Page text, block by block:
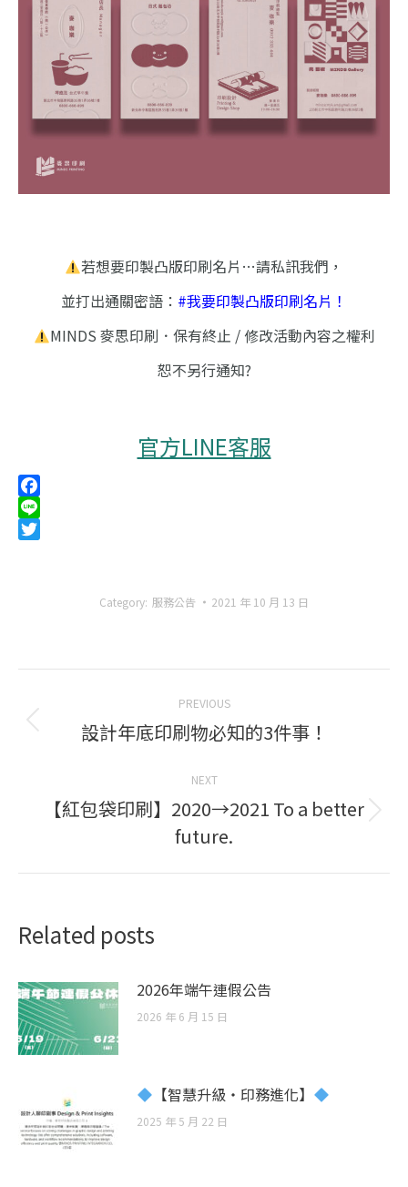
若想要印製凸版印刷名片…請私訊我們，
並打出通關密語： #我要印製凸版印刷名片！
MINDS 麥思印刷．保有終止 / 修改活動內容之權利
恕不另行通知?
官方LINE客服
Facebook
Line
Category: 服務公告 2021 年 10 月 13 日
navigation
PREVIOUS
Previous
設計年底印刷物必知的3件事！
NEXT
Next
post:
【紅包袋印刷】2020→2021 To a better
future.
Related posts
2026年端午連假公告
2026 年 6 月 15 日
【智慧升級・印務進化】
2025 年 5 月 22 日